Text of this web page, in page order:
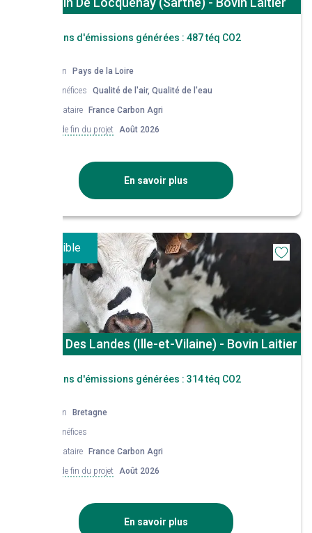
Réductions d'émissions générées : 487 téq CO2
Région
Pays de la Loire
Co-bénéfices
Qualité de l'air, Qualité de l'eau
Mandataire
France Carbon Agri
Date de fin du projet Août 2026
En savoir plus
Disponible
St Aubin Des Landes (Ille-et-Vilaine) - Bovin Laitier
Réductions d'émissions générées : 314 téq CO2
Région
Bretagne
Co-bénéfices
Mandataire
France Carbon Agri
Date de fin du projet Août 2026
En savoir plus